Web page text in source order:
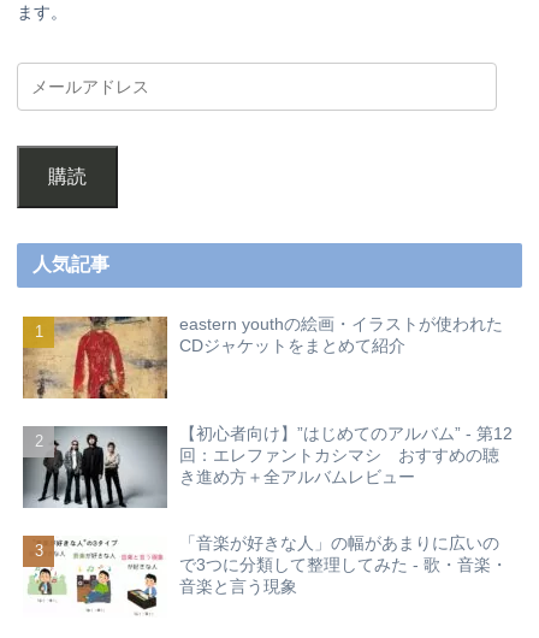
ます。
購読
人気記事
eastern youthの絵画・イラストが使われた
CDジャケットをまとめて紹介
【初心者向け】”はじめてのアルバム” - 第12
回：エレファントカシマシ おすすめの聴
き進め方＋全アルバムレビュー
「音楽が好きな人」の幅があまりに広いの
で3つに分類して整理してみた - 歌・音楽・
音楽と言う現象